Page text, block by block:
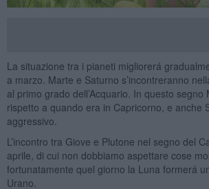
La situazione tra i pianeti migliorerá
a marzo. Marte e Saturno s’incontreranno
al primo grado dell’Acquario. In questo segno
rispetto a quando era in Capricorno, e anche
aggressivo.
L’incontro tra Giove e Plutone nel segno del
aprile, di cui non dobbiamo aspettare cose
fortunatamente quel giorno la Luna formerá
Urano.